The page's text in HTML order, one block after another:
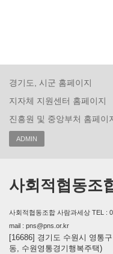
경기도, 시군 홈페이지
지자체 지원센터 홈페이지
진흥원 및 중앙부처 홈페이
ADMIN
사회적협동조
사회적협동조합 사람과세상 TEL :
mail : pns@pns.or.kr
[16686] 경기도 수원시 영통
동, 수원영통경기행복주택)